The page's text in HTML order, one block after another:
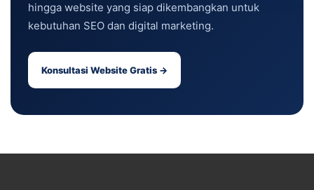
hingga website yang siap dikembangkan untuk
kebutuhan SEO dan digital marketing.
Konsultasi Website Gratis →